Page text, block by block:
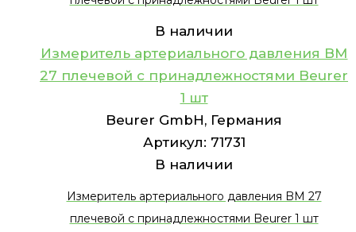
В наличии
Измеритель артериального давления BМ
27 плечевой с принадлежностями Beurer
1 шт
Beurer GmbH, Германия
Артикул: 71731
В наличии
Измеритель артериального давления BМ 27
плечевой с принадлежностями Beurer 1 шт